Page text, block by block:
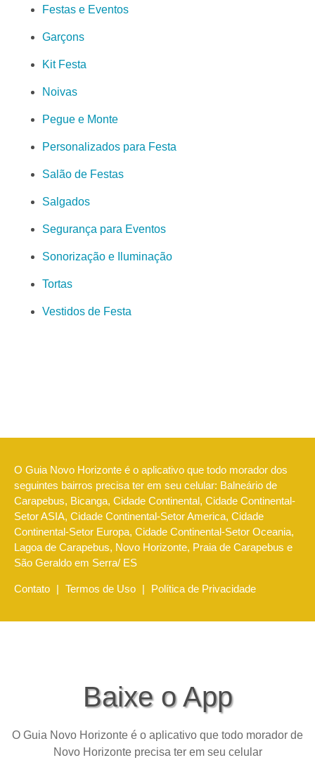
Festas e Eventos
Garçons
Kit Festa
Noivas
Pegue e Monte
Personalizados para Festa
Salão de Festas
Salgados
Segurança para Eventos
Sonorização e Iluminação
Tortas
Vestidos de Festa
O Guia Novo Horizonte é o aplicativo que todo morador dos
seguintes bairros precisa ter em seu celular: Balneário de
Carapebus, Bicanga, Cidade Continental, Cidade Continental-
Setor ASIA, Cidade Continental-Setor America, Cidade
Continental-Setor Europa, Cidade Continental-Setor Oceania,
Lagoa de Carapebus, Novo Horizonte, Praia de Carapebus e
São Geraldo em Serra/ ES
Contato | Termos de Uso | Política de Privacidade
Baixe o App
O Guia Novo Horizonte é o aplicativo que todo morador de
Novo Horizonte precisa ter em seu celular